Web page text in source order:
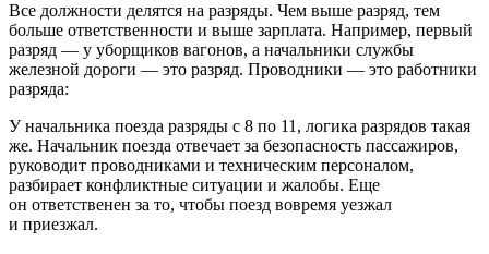
Все должности делятся на разряды. Чем выше разряд, тем
больше ответственности и выше зарплата. Например, первый
разряд — у уборщиков вагонов, а начальники службы
железной дороги — это разряд. Проводники — это работники
разряда:
У начальника поезда разряды с 8 по 11, логика разрядов такая
же. Начальник поезда отвечает за безопасность пассажиров,
руководит проводниками и техническим персоналом,
разбирает конфликтные ситуации и жалобы. Еще
он ответственен за то, чтобы поезд вовремя уезжал
и приезжал.